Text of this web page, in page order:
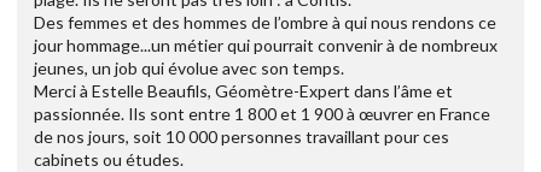
Des femmes et des hommes de l’ombre à qui nous rendons ce
jour hommage...un métier qui pourrait convenir à de nombreux
jeunes, un job qui évolue avec son temps.
Merci à Estelle Beaufils, Géomètre-Expert dans l’âme et
passionnée. Ils sont entre 1 800 et 1 900 à œuvrer en France
de nos jours, soit 10 000 personnes travaillant pour ces
cabinets ou études.